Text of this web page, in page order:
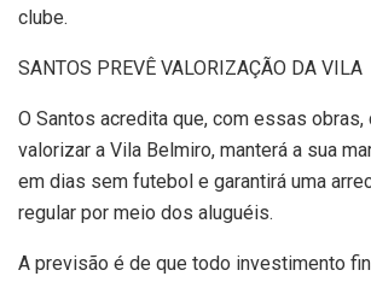
clube.
SANTOS PREVÊ VALORIZAÇÃO DA VILA
O Santos acredita que, com essas obras,
valorizar a Vila Belmiro, manterá a sua
em dias sem futebol e garantirá uma
regular por meio dos aluguéis.
A previsão é de que todo investimento